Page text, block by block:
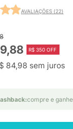
AVALIAÇÕES (22)
R$ 350 OFF
84,98 sem juros
compre e